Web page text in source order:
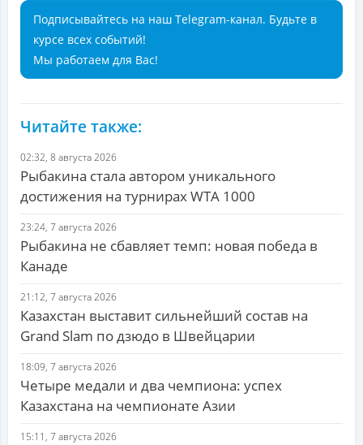
Подписывайтесь на наш Telegram-канал. Будьте в
курсе всех событий!
Мы работаем для Вас!
Читайте также:
02:32, 8 августа 2026
Рыбакина стала автором уникального
достижения на турнирах WTA 1000
23:24, 7 августа 2026
Рыбакина не сбавляет темп: новая победа в
Канаде
21:12, 7 августа 2026
Казахстан выставит сильнейший состав на
Grand Slam по дзюдо в Швейцарии
18:09, 7 августа 2026
Четыре медали и два чемпиона: успех
Казахстана на чемпионате Азии
15:11, 7 августа 2026